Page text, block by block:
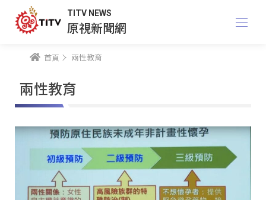
TITV NEWS
原視新聞網
首頁 兩性教育
兩性教育